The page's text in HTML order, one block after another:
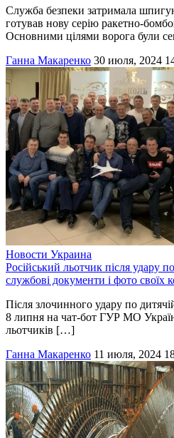
Служба безпеки затримала
готував нову серію ракетно-
Основними цілями ворога були
Ганна Макаренко 30 июля, 2024
Новости Украина
Російський льотчик після удару
службові документи і фото своїх
Після злочинного удару по
8 липня на чат-бот ГУР МО
льотчиків […]
Ганна Макаренко 11 июля, 2024